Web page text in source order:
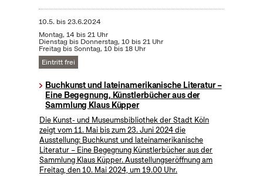
10.5. bis23.6.2024
Montag, 14 bis 21 Uhr
Dienstag bis Donnerstag, 10 bis 21 Uhr
Freitag bis Sonntag, 10 bis 18 Uhr
Eintritt frei
Buchkunst und lateinamerikanische Literatur –
Eine Begegnung, Künstlerbücher aus der
Sammlung Klaus Küpper
Die Kunst- und Museumsbibliothek der Stadt Köln
zeigt vom 11. Mai bis zum 23. Juni 2024 die
Ausstellung: Buchkunst und lateinamerikanische
Literatur – Eine Begegnung Künstlerbücher aus der
Sammlung Klaus Küpper. Ausstellungseröffnung am
Freitag, den 10. Mai 2024, um 19.00 Uhr.